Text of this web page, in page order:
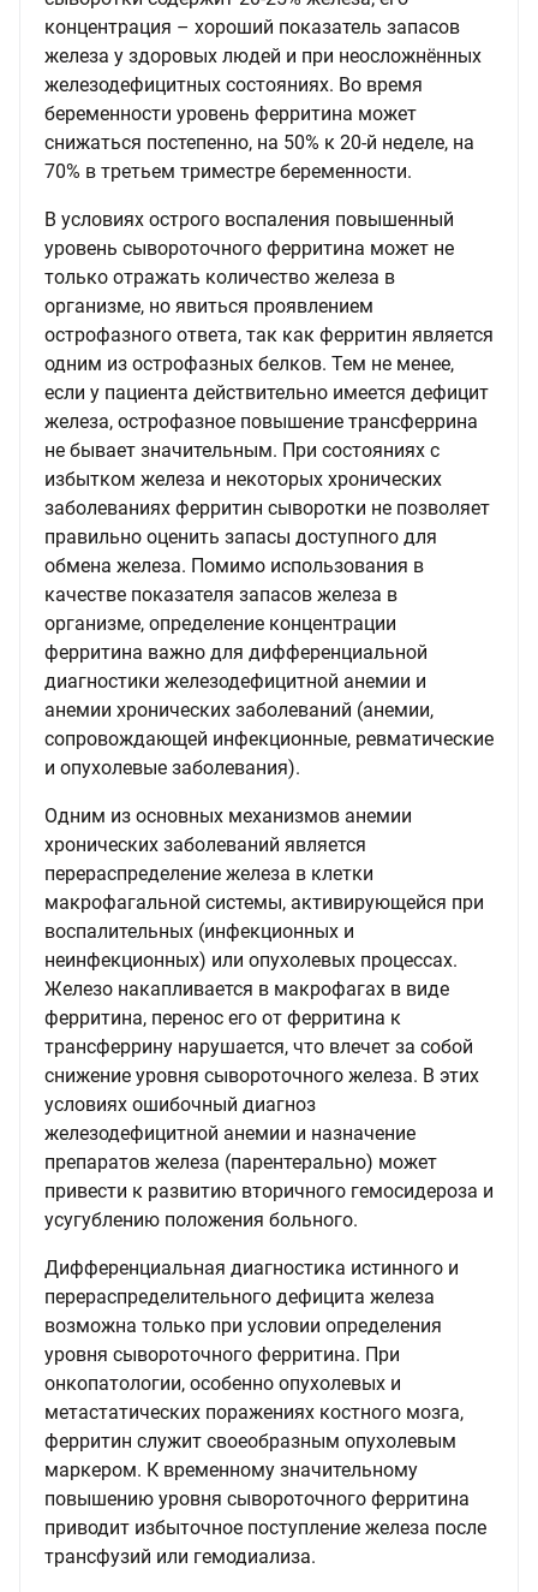
концентрация – хороший показатель запасов
железа у здоровых людей и при неосложнённых
железодефицитных состояниях. Во время
беременности уровень ферритина может
снижаться постепенно, на 50% к 20-й неделе, на
70% в третьем триместре беременности.
В условиях острого воспаления повышенный
уровень сывороточного ферритина может не
только отражать количество железа в
организме, но явиться проявлением
острофазного ответа, так как ферритин является
одним из острофазных белков. Тем не менее,
если у пациента действительно имеется дефицит
железа, острофазное повышение трансферрина
не бывает значительным. При состояниях с
избытком железа и некоторых хронических
заболеваниях ферритин сыворотки не позволяет
правильно оценить запасы доступного для
обмена железа. Помимо использования в
качестве показателя запасов железа в
организме, определение концентрации
ферритина важно для дифференциальной
диагностики железодефицитной анемии и
анемии хронических заболеваний (анемии,
сопровождающей инфекционные, ревматические
и опухолевые заболевания).
Одним из основных механизмов анемии
хронических заболеваний является
перераспределение железа в клетки
макрофагальной системы, активирующейся при
воспалительных (инфекционных и
неинфекционных) или опухолевых процессах.
Железо накапливается в макрофагах в виде
ферритина, перенос его от ферритина к
трансферрину нарушается, что влечет за собой
снижение уровня сывороточного железа. В этих
условиях ошибочный диагноз
железодефицитной анемии и назначение
препаратов железа (парентерально) может
привести к развитию вторичного гемосидероза и
усугублению положения больного.
Дифференциальная диагностика истинного и
перераспределительного дефицита железа
возможна только при условии определения
уровня сывороточного ферритина. При
онкопатологии, особенно опухолевых и
метастатических поражениях костного мозга,
ферритин служит своеобразным опухолевым
маркером. К временному значительному
повышению уровня сывороточного ферритина
приводит избыточное поступление железа после
трансфузий или гемодиализа.